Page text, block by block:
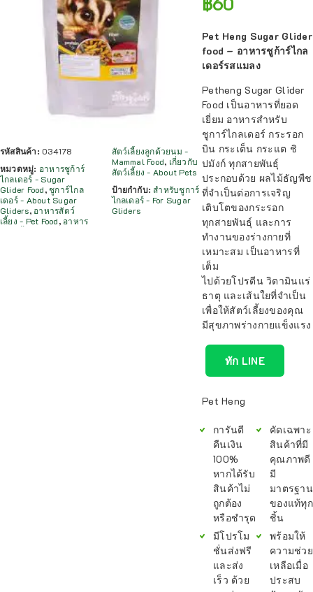
รหัสสินค้า: 034178
หมวดหมู่: อาหารชูก้าร์
ไกลเดอร์ - Sugar
Glider Food,ชูการ์ไกล
เดอร์ - About Sugar
Gliders, อาหารสัตว์
เลี้ยง - Pet Food, อาหาร
สัตว์เลี้ยงลูกด้วยนม -
Mammal Food, เกี่ยวกับ
สัตว์เลี้ยง - About Pets
ป้ายกำกับ:สำหรับชูการ์
ไกลเดอร์ - For Sugar
Gliders
Pet Heng Sugar Glider
food – อาหารชูก้าร์ไกล
เดอร์รสแมลง
Petheng Sugar Glider
Food เป็นอาหารที่ยอด
เยี่ยม อาหารสำหรับ
ชูการ์ไกลเดอร์ กระรอก
บิน กระเต็น กระแต ชิ
ปมังก์ ทุกสายพันธุ์
ประกอบด้วย ผลไม้ธัญพืช
ที่จำเป็นต่อการเจริญ
เติบโตของกระรอก
ทุกสายพันธุ์ และการ
ทำงานของร่างกายที่
เหมาะสม เป็นอาหารที่
เต็ม
ไปด้วยโปรตีน วิตามินแร่
ธาตุ และเส้นใยที่จำเป็น
เพื่อให้สัตว์เลี้ยงของคุณ
มีสุขภาพร่างกายแข็งแรง
ทัก LINE
Pet Heng
การันตี
คืนเงิน
100%
หากได้รับ
สินค้าไม่
ถูกต้อง
หรือชำรุด
มีโปรโม
ชั่นส่งฟรี
และส่ง
เร็ว ด้วย
คัดเฉพาะ
สินค้าที่มี
คุณภาพดี
มี
มาตรฐาน
ของแท้ทุก
ชิ้น
พร้อมให้
ความช่วย
เหลือเมื่อ
ประสบ